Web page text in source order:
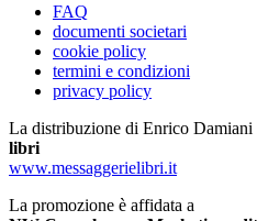
FAQ
documenti societari
cookie policy
termini e condizioni
privacy policy
La distribuzione di Enrico Damiani
libri
www.messaggerielibri.it
La promozione è affidata a